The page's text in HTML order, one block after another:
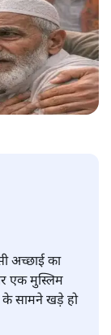
अच्छाई का
एक मुस्लिम
के सामने खड़े हो